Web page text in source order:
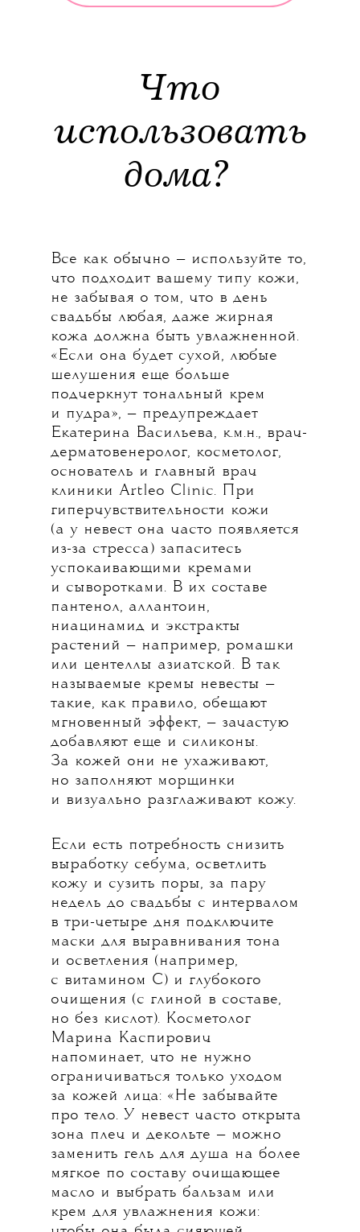
Что
использовать
дома?
Все как обычно — используйте то,
что подходит вашему типу кожи,
не забывая о том, что в день
свадьбы любая, даже жирная
кожа должна быть увлажненной.
«Если она будет сухой, любые
шелушения еще больше
подчеркнут тональный крем
и пудра», — предупреждает
Екатерина Васильева, к.м.н., врач-
дерматовенеролог, косметолог,
основатель и главный врач
клиники Artleo Clinic. При
гиперчувствительности кожи
(а у невест она часто появляется
из-за стресса) запаситесь
успокаивающими кремами
и сыворотками. В их составе
пантенол, аллантоин,
ниацинамид и экстракты
растений — например, ромашки
или центеллы азиатской. В так
называемые кремы невесты —
такие, как правило, обещают
мгновенный эффект, — зачастую
добавляют еще и силиконы.
За кожей они не ухаживают,
но заполняют морщинки
и визуально разглаживают кожу.
Если есть потребность снизить
выработку себума, осветлить
кожу и сузить поры, за пару
недель до свадьбы с интервалом
в три-четыре дня подключите
маски для выравнивания тона
и осветления (например,
с витамином С) и глубокого
очищения (с глиной в составе,
но без кислот). Косметолог
Марина Каспирович
напоминает, что не нужно
ограничиваться только уходом
за кожей лица: «Не забывайте
про тело. У невест часто открыта
зона плеч и декольте — можно
заменить гель для душа на более
мягкое по составу очищающее
масло и выбрать бальзам или
крем для увлажнения кожи: